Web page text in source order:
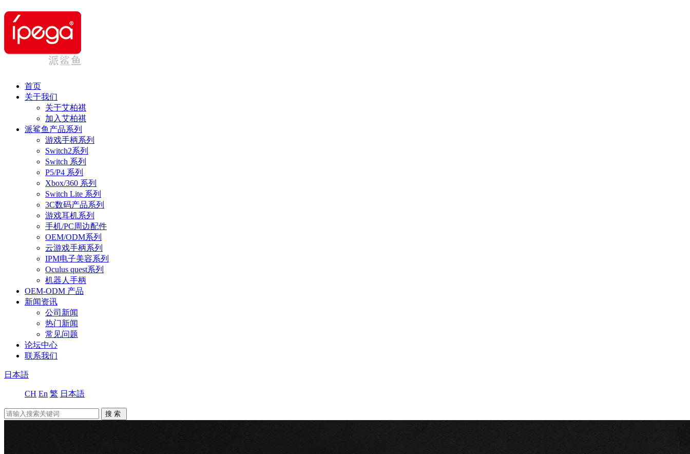
首页
关于我们
关于艾柏祺
加入艾柏祺
派鲨鱼产品系列
游戏手柄系列
Switch2系列
Switch 系列
P5/P4 系列
Xbox/360 系列
Switch Lite 系列
3C数码产品系列
游戏耳机系列
手机/PC周边配件
OEM/ODM系列
云游戏手柄系列
IPM电子美容系列
Oculus quest系列
机器人手柄
OEM-ODM 产品
新闻资讯
公司新闻
热门新闻
常见问题
论坛中心
联系我们
日本語
CH En 繁 日本語